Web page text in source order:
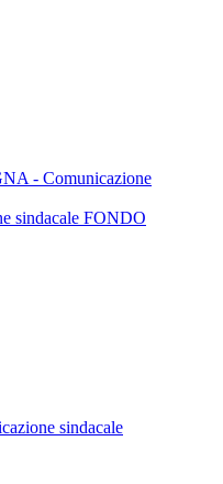
- Comunicazione
sindacale FONDO
sindacale